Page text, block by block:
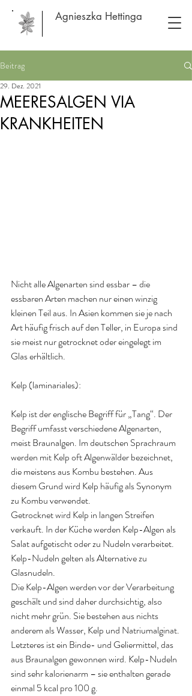
Agnieszka Hettinga
Beitrag
MEERESALGEN VIA
KRANKHEITEN
29. Dez. 2021
Nicht alle Algenarten sind essbar – die
essbaren Arten machen nur einen winzig
kleinen Teil aus. In Asien kommen sie je nach
Art häufig frisch auf den Teller, in Europa sind
sie meist nur getrocknet oder eingelegt im
Glas erhältlich.
Kelp (laminariales):
Kelp ist der englische Begriff für „Tang“. Der
Begriff umfasst verschiedene Algenarten,
meist Braunalgen. Im deutschen Sprachraum
werden mit Kelp oft Algenwälder bezeichnet,
die meistens aus Kombu bestehen. Aus
diesem Grund wird Kelp häufig als Synonym
zu Kombu verwendet.
Getrocknet wird Kelp in langen Streifen
verkauft. In der Küche werden Kelp-Algen als
Salat aufgetischt oder zu Nudeln verarbeitet.
Kelp-Nudeln gelten als Alternative zu
Glasnudeln.
Die Kelp-Algen werden vor der Verarbeitung
geschält und sind daher durchsichtig, also
nicht mehr grün. Sie bestehen aus nichts
anderem als Wasser, Kelp und Natriumalginat.
Letzteres ist ein Binde- und Geliermittel, das
aus Braunalgen gewonnen wird. Kelp-Nudeln
sind sehr kalorienarm – sie enthalten gerade
einmal 5 kcal pro 100 g.